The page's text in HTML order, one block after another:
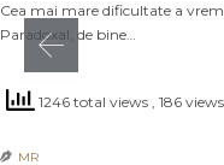
Cea mai mare dificultate a
Paradoxal, de bine…
1246 total views , 186
 MR